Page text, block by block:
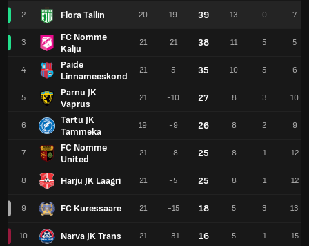
2 Flora Tallin
3
FC Nomme
Kalju
4
Paide
Linnameeskond
5
Parnu JK
Vaprus
6
Tartu JK
Tammeka
7
FC Nomme
United
8 Harju JK Laagri
9 FC Kuressaare
10 Narva JK Trans
20 19 39 13 0 7
21 21 38 11 5 5
21 5 35 10 5 6
21 -10 27 8 3 10
19 -9 26 8 2 9
21 -8 25 8 1 12
21 -5 25 8 1 12
21 -15 18 5 3 13
21 -31 16 5 1 15